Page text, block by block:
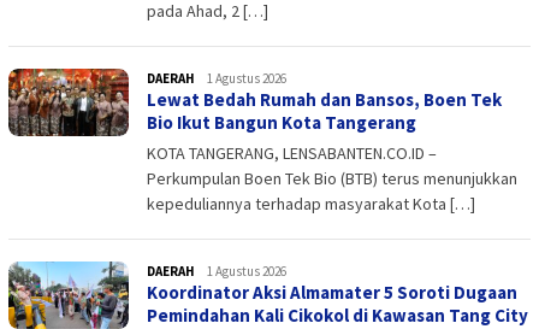
pada Ahad, 2 […]
DAERAH admin
1 Agustus 2026
Lewat Bedah Rumah dan Bansos, Boen Tek
Bio Ikut Bangun Kota Tangerang
KOTA TANGERANG, LENSABANTEN.CO.ID –
Perkumpulan Boen Tek Bio (BTB) terus menunjukkan
kepeduliannya terhadap masyarakat Kota […]
DAERAH admin
1 Agustus 2026
Koordinator Aksi Almamater 5 Soroti Dugaan
Pemindahan Kali Cikokol di Kawasan Tang City